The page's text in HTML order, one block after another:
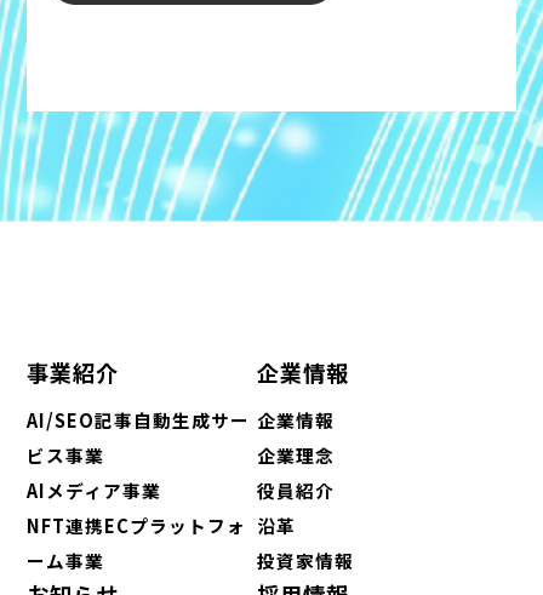
事業紹介
AI/SEO記事自動生成サー
ビス事業
AIメディア事業
NFT連携ECプラットフォ
ーム事業
企業情報
企業情報
企業理念
役員紹介
沿革
投資家情報